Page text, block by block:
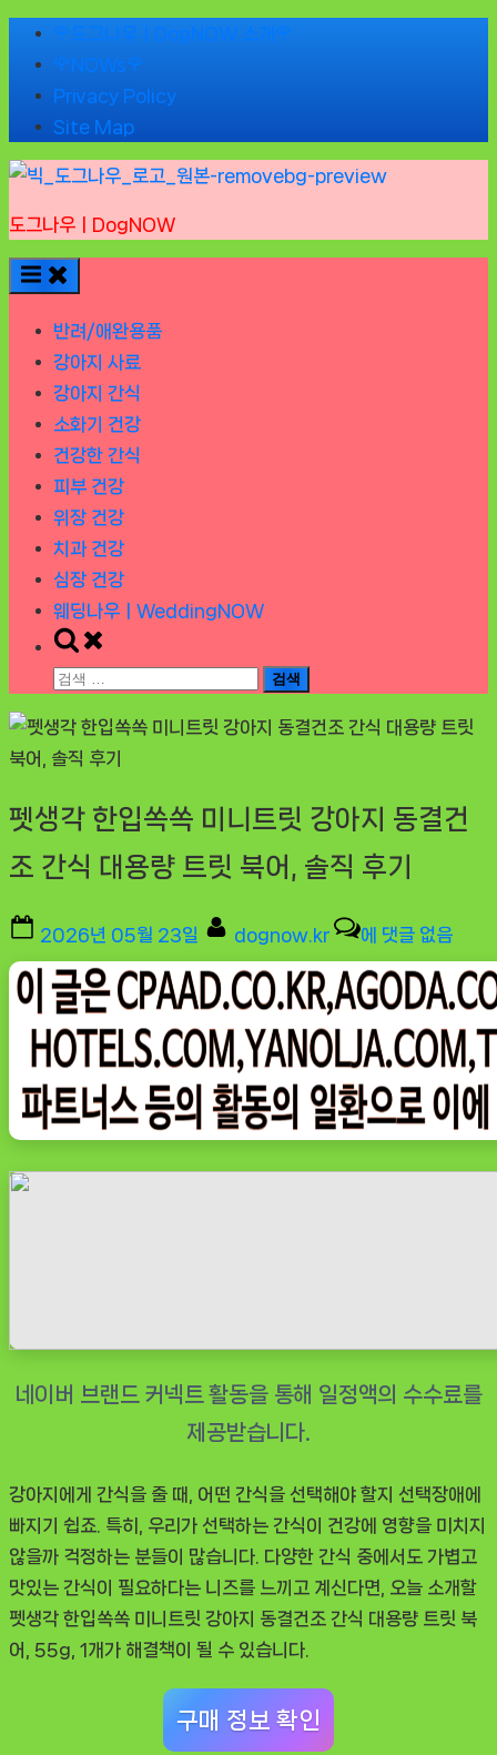
Skip
content
🌹도그나우ㅣDogNOW 소개🌹
🌹NOWs🌹
Privacy Policy
Site Map
도그나우ㅣDogNOW
반려/애완용품
강아지 사료
강아지 간식
소화기 건강
건강한 간식
피부 건강
위장 건강
치과 건강
심장 건강
웨딩나우ㅣWeddingNOW
Toggle
search
검
펫생각 한입쏙쏙 미니트릿 강아지 동결건
조 간식 대용량 트릿 북어, 솔직 후기
Posted
on
2026년 05월 23일 By
dognow.kr
펫
생
각
입
쏙
쏙
미
니
결
간
식
대
용
량
에 댓글 없음
강아지에게 간식을 줄 때, 어떤 간식을 선택해야 할지 선택장애에
빠지기 쉽죠. 특히, 우리가 선택하는 간식이 건강에 영향을 미치지
않을까 걱정하는 분들이 많습니다. 다양한 간식 중에서도 가볍고
맛있는 간식이 필요하다는 니즈를 느끼고 계신다면, 오늘 소개할
펫생각 한입쏙쏙 미니트릿 강아지 동결건조 간식 대용량 트릿 북
어, 55g, 1개 가 해결책이 될 수 있습니다.
구매 정보 확인